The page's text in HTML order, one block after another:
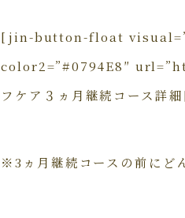
[jin-button-float
color2=”#0794E8″
フケア３ヵ月継続コース
※3ヵ月継続コースの前にど